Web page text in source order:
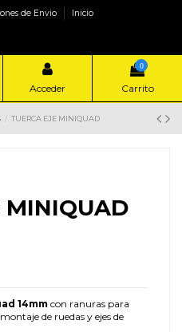
de Envio Inicio
Acceder
0
Carrito
TUERCA EJE MINIQUAD
MINIQUAD
14mm con ranuras para
de ruedas y ejes de